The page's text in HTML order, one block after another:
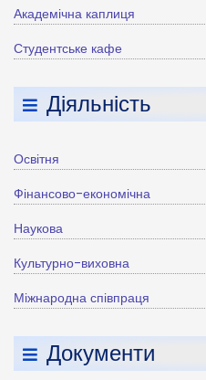
Академічна каплиця
Студентське кафе
Діяльність
Освітня
Фінансово-економічна
Наукова
Культурно-виховна
Міжнародна співпраця
Документи